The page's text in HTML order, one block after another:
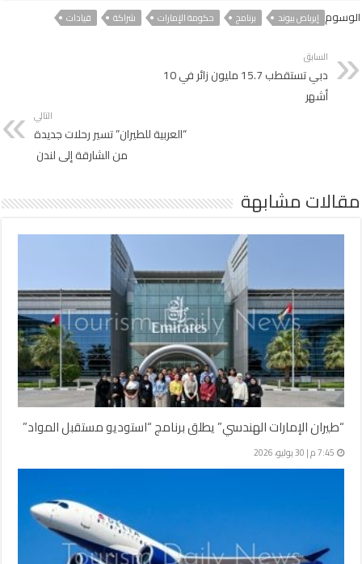
الوسوم إيرباص بيوند برنامج حكومة الإمارات شراكة قيادات
السابق
دبي تستقطب 15.7 مليون زائر في 10
أشهر
التالي
“العربية للطيران” تسير رحلات جديدة
من الشارقة إلى لندن
مقالات مشابهة
“طيران الإمارات الهندسي” يطلق برنامج “استوديو مستقبل المواد”
7:45 م | 30 يوليو، 2026